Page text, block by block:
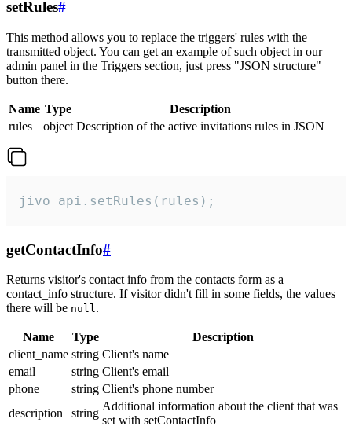
setRules#
This method allows you to replace the triggers' rules with the
transmitted object. You can get an example of such object in our
admin panel in the Triggers section, just press "JSON structure"
button there.
Name Type
Description
rules
object Description of the active invitations rules in JSON
jivo_api.setRules(rules);
getContactInfo#
Returns visitor's contact info from the contacts form as a
contact_info structure. If visitor didn't fill in some fields, the values
there will be null.
Name Type
Description
client_name string Client's name
email
string Client's email
phone
string Client's phone number
description
string
Additional information about the client that was
set with setContactInfo